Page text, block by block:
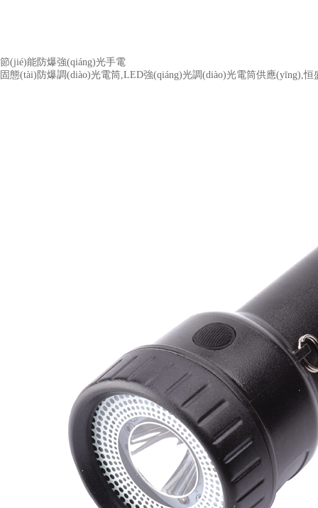
節(jié)能防爆強(qiáng)光手電
固態(tài)防爆調(diào)光電筒,LED強(qiáng)光調(diào)光電筒供應(yīng),恒